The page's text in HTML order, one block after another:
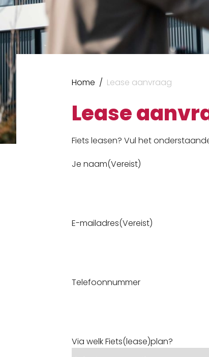
HomeJoop van Voorthuizen Fietsen
/ Lease aanvraag
Lease
Fiets leasen? Vul het
Je naam(Vereist)
E-mailadres(Vereist)
Telefoonnummer
Via welk Fiets(lease)plan?